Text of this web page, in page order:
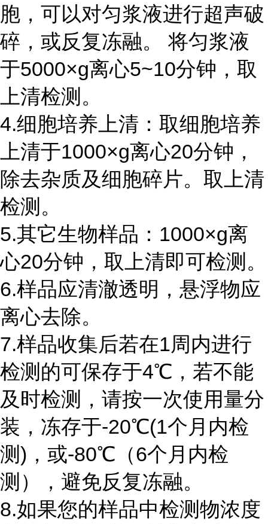
胞，可以对匀浆液进行超声破
碎，或反复冻融。 将匀浆液
于5000×g离心5~10分钟，取
上清检测。
4.细胞培养上清：取细胞培养
上清于1000×g离心20分钟，
除去杂质及细胞碎片。取上清
检测。
5.其它生物样品： 1000×g离
心20分钟，取上清即可检测。
6.样品应清澈透明，悬浮物应
离心去除。
7.样品收集后若在1周内进行
检测的可保存于4℃，若不能
及时检测，请按一次使用量分
装，冻存于-20℃(1个月内检
测 ) ，或-80℃（6个月内检
测），避免反复冻融。
8.如果您的样品中检测物浓度